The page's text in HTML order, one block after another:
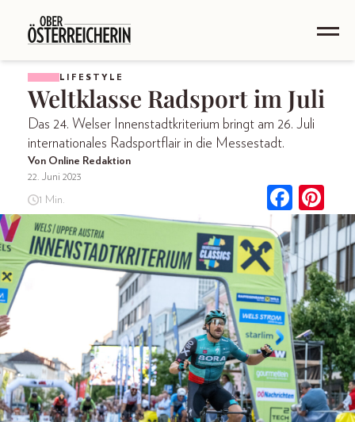
LIFESTYLE
Weltklasse Radsport im Juli
Das 24. Welser Innenstadtkriterium bringt am 26. Juli
internationales Radsportflair in die Messestadt.
Von Online Redaktion
22. Juni 2023
1 Min.